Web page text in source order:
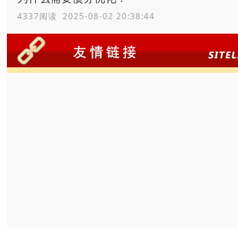
4337阅读 2025-08-02 20:38:44